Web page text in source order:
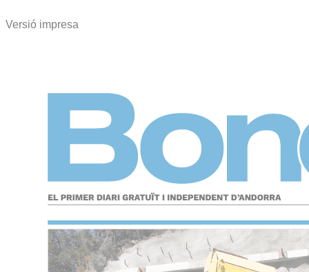
Versió impresa